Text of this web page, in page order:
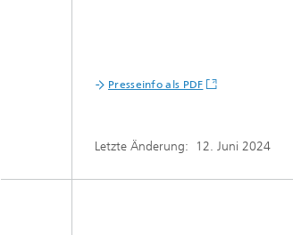
Presseinfo als PDF
Letzte Änderung: 12. Juni 2024